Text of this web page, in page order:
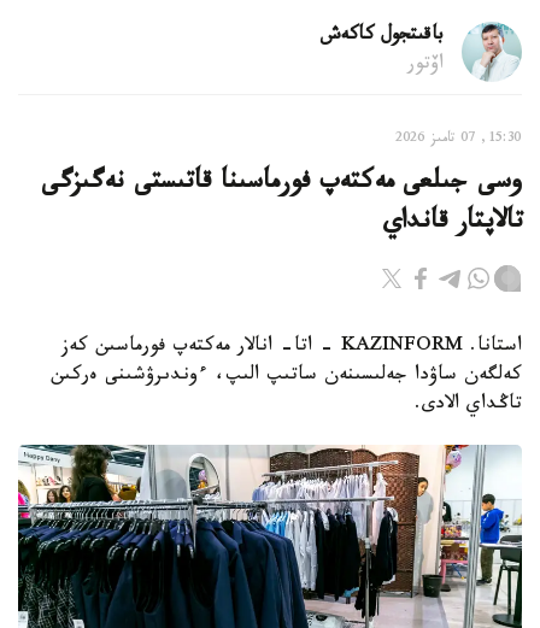
باقىتجول كاكەش
اۆتور
15:30, 07 تامىز 2026
وسى جىلعى مەكتەپ فورماسىنا قاتىستى نەگىزگى
تالاپتار قانداي
استانا. KAZINFORM - اتا- انالار مەكتەپ فورماسىن كەز
كەلگەن ساۋدا جەلىسىنەن ساتىپ الىپ، ءوندىرۋشىنى ەركىن
تاڭداي الادى.